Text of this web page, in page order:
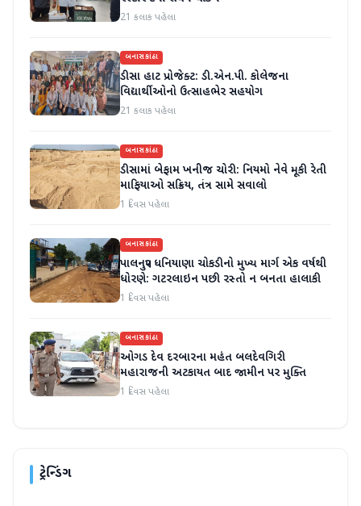
21 કલાક પહેલા
બનાસકાંઠા
ડીસા હાટ પ્રોજેક્ટ: ડી.એન.પી. કોલેજના
વિદ્યાર્થીઓનો ઉત્સાહભેર સહયોગ
21 કલાક પહેલા
બનાસકાંઠા
ડીસામાં બેફામ ખનીજ ચોરી: નિયમો નેવે મૂકી રેતી
માફિયાઓ સક્રિય, તંત્ર સામે સવાલો
1 દિવસ પહેલા
બનાસકાંઠા
પાલનપુર ધનિયાણા ચોકડીનો મુખ્ય માર્ગ એક વર્ષથી
ધોરણે: ગટરલાઇન પછી રસ્તો ન બનતા હાલાકી
1 દિવસ પહેલા
બનાસકાંઠા
ઓગડ દેવ દરબારના મહંત બલદેવગિરી
મહારાજની અટકાયત બાદ જામીન પર મુક્તિ
1 દિવસ પહેલા
ટ્રેન્ડિંગ